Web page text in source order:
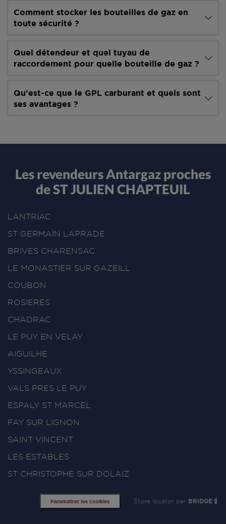
Comment stocker les bouteilles de gaz en
toute sécurité ?
Quel détendeur et quel tuyau de
raccordement pour quelle bouteille de gaz ?
Qu’est-ce que le GPL carburant et quels sont
ses avantages ?
Les revendeurs Antargaz proches
de ST JULIEN CHAPTEUIL
LANTRIAC
ST GERMAIN LAPRADE
BRIVES CHARENSAC
LE MONASTIER SUR GAZEILL
COUBON
ROSIERES
CHADRAC
LE PUY EN VELAY
AIGUILHE
YSSINGEAUX
VALS PRES LE PUY
ESPALY ST MARCEL
FAY SUR LIGNON
SAINT VINCENT
LES ESTABLES
ST CHRISTOPHE SUR DOLAIZ
Paramétrer les cookies Store locator par BRIDGE